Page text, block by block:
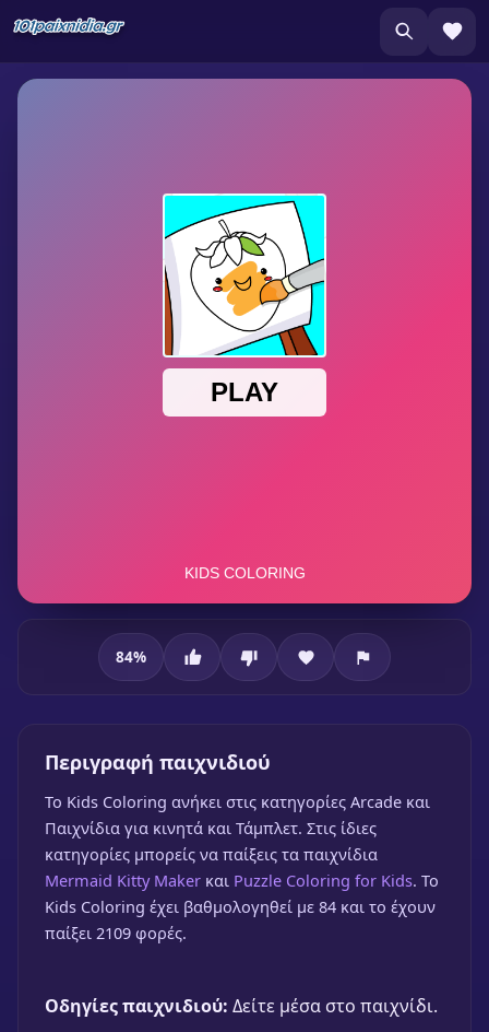
Kids Coloring
★84% 🎮 1 Παίκτης
Παίξε δωρεάν
84%
Περιγραφή παιχνιδιού
To Kids Coloring ανήκει στις κατηγορίες Arcade και
Παιχνίδια για κινητά και Τάμπλετ. Στις ίδιες
κατηγορίες μπορείς να παίξεις τα παιχνίδια
Mermaid Kitty Maker και Puzzle Coloring for Kids. Το
Kids Coloring έχει βαθμολογηθεί με 84 και το έχουν
παίξει 2109 φορές.
Οδηγίες παιχνιδιού: Δείτε μέσα στο παιχνίδι.